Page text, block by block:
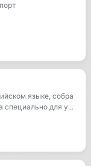
языке, собра
специально для у...